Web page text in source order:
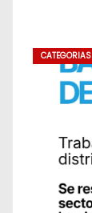
CATEGORIAS